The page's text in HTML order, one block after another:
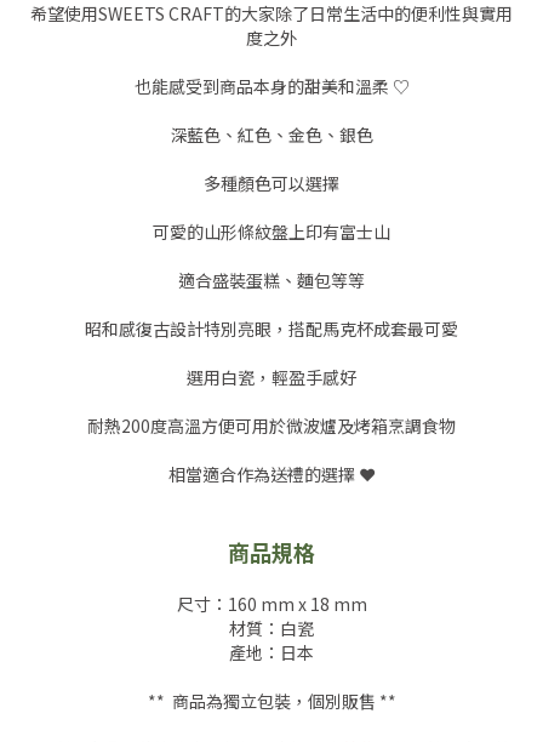
希望使用SWEETS CRAFT的大家除了日常生活中的便利性與實用
度之外
也能感受到商品本身的甜美和溫柔 ♡
深藍色、紅色、金色、銀色
多種顏色可以選擇
可愛的山形條紋盤上印有富士山
適合盛裝蛋糕、麵包等等
昭和感復古設計特別亮眼，搭配馬克杯成套最可愛
選用白瓷，輕盈手感好
耐熱200度高溫方便可用於微波爐及烤箱烹調食物
相當適合作為送禮的選擇 ❤️
商品規格
尺寸：160 mm x 18 mm
材質：白瓷
產地：日本
** 商品為獨立包裝，個別販售 **